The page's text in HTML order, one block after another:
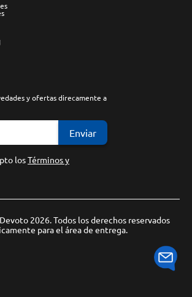
y ofertas direcamente a
Enviar
losTérminos y
2026. Todos los derechos reservados
para el área de entrega.